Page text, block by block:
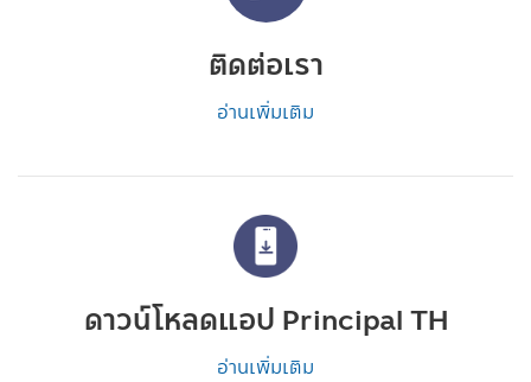
ติดต่อเรา
อ่านเพิ่มเติม
ดาวน์โหลดแอป Principal TH
อ่านเพิ่มเติม